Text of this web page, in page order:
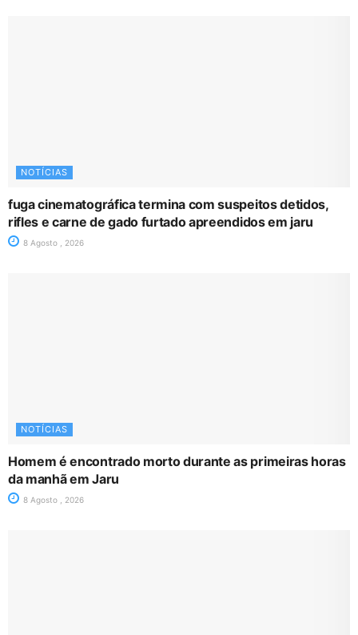
NOTÍCIAS
fuga cinematográfica termina com suspeitos detidos,
rifles e carne de gado furtado apreendidos em jaru
8 Agosto , 2026
NOTÍCIAS
Homem é encontrado morto durante as primeiras horas
da manhã em Jaru
8 Agosto , 2026